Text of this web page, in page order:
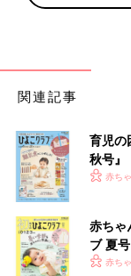
です。歯がしっか
きました。
Ｑ おっぱいをかま
カ月ケ月・男の子）
Ａ かむ原因を考え
おっぱいをかむ場
か、本当に飲みた
てもかむようなら、
い」としかって止
応がおもしろくて
できないときは、
関連記事
育児の
秋号』
いっぱ
赤ち
赤ちゃ
ブ 夏
く！赤ち